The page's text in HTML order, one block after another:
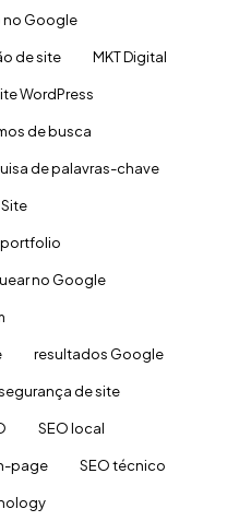
no Google
de site MKT Digital
WordPress
de busca
de palavras-chave
portfolio
no Google
resultados Google
de site
SEO local
page SEO técnico